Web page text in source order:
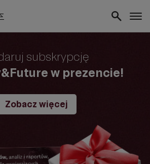
subskrypcję
w prezencie!
Zobacz więcej